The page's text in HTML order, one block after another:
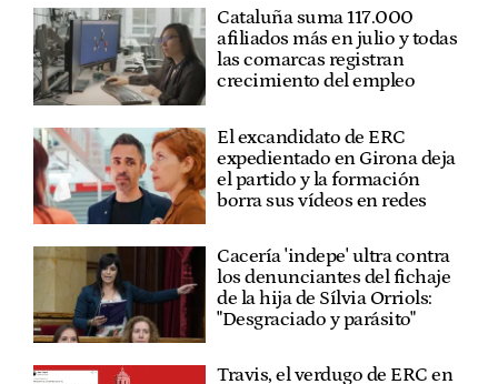
Cataluña suma 117.000
afiliados más en julio y todas
las comarcas registran
crecimiento del empleo
El excandidato de ERC
expedientado en Girona deja
el partido y la formación
borra sus vídeos en redes
Cacería 'indepe' ultra contra
los denunciantes del fichaje
de la hija de Sílvia Orriols:
"Desgraciado y parásito"
Travis, el verdugo de ERC en